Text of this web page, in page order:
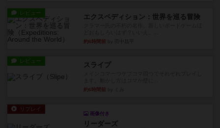
レビュー エクスペディション：世界を巡る冒険
約6時間前
レビュー スライプ
約6時間前
リプレイ
画像付き
リーダーズ